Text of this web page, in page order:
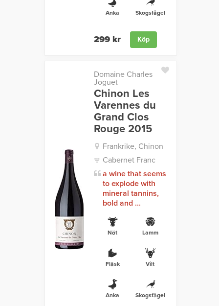
Anka Skogsfågel
299 kr Köp
Domaine Charles
Joguet
Chinon Les
Varennes du
Grand Clos
Rouge 2015
Frankrike, Chinon
Cabernet Franc
a wine that seems
to explode with
mineral tannins,
bold and ...
Nöt Lamm
Fläsk Vilt
Anka Skogsfågel